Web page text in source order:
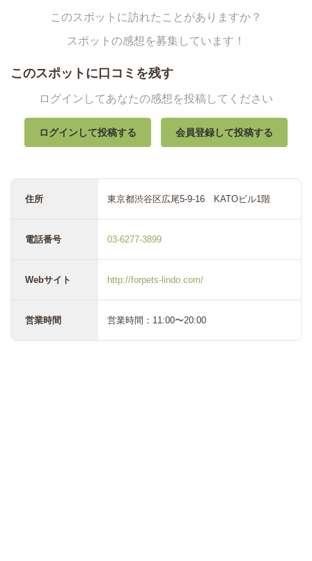
このスポットに訪れたことがありますか？
スポットの感想を募集しています！
このスポットに口コミを残す
ログインしてあなたの感想を投稿してください
ログインして投稿する 会員登録して投稿する
住所 東京都渋谷区広尾5-9-16 KATOビル1階
電話番号 03-6277-3899
Webサイト http://forpets-lindo.com/
営業時間 営業時間：11:00〜20:00